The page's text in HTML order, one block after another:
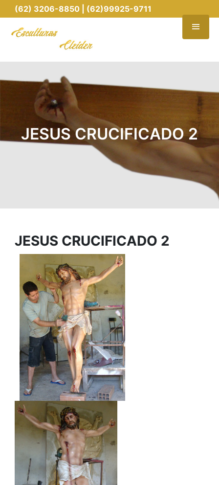
(62) 3206-8850 | (62)99925-9711
JESUS CRUCIFICADO 2
JESUS CRUCIFICADO 2